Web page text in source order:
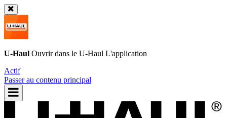
U-Haul Ouvrir dans le U-Haul L'application
Actif
Passer au contenu principal